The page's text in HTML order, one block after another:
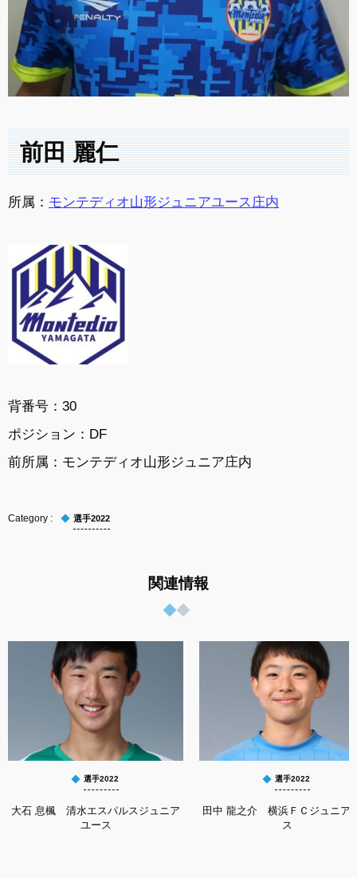
前田 麗仁
所属： モンテディオ山形ジュニアユース庄内
背番号： 30
ポジション： DF
前所属： モンテディオ山形ジュニア庄内
選手2022
関連情報
選手2022
大石 息楓 清水エスパルスジュニア
ユース
選手2022
田中 龍之介 横浜ＦＣジュニア
ス